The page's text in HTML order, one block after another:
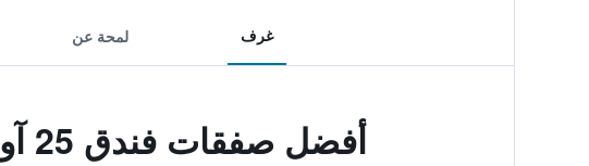
غرف لمحة عن
أفضل صفقات فندق 25 آورز ذا غولدمان